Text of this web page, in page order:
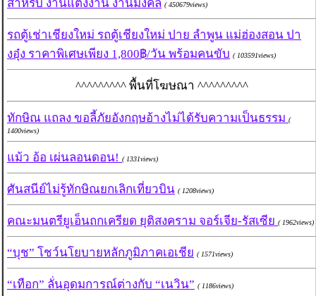
สำหรับ งานแต่งงาน งานมงคล ( 450679views)
รถตู้เช่าเชียงใหม่ รถตู้เชียงใหม่ ปาย ลำพูน แม่ฮ่องสอน ปา
งอุ๋ง ราคาพิเศษเพียง 1,800฿/วัน พร้อมคนขับ ( 103591views)
^^^^^^^^^ พื้นที่โฆษณา ^^^^^^^^^
ทักษิณ แถลง ขอลี้ภัยอังกฤษอ้างไม่ได้รับความเป็นธรรม (
1400views)
แม้ว อ้อ เผ่นลอนดอน! ( 1331views)
ศันสนีย์ไม่รู้ทักษิณยกเลิกเที่ยวบิน ( 1208views)
คณะมนตรียูเอ็นถกเครียด ยุติสงคราม จอร์เจีย-รัสเซีย ( 1962views)
“บุช” โชว์นโยบายหลักภูมิภาคเอเชีย ( 1571views)
“เทือก” ลั่นอุดมการณ์ต่างกับ “เนวิน” ( 1186views)